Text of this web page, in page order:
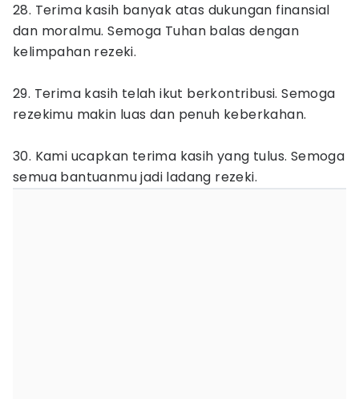
28. Terima kasih banyak atas dukungan finansial
dan moralmu. Semoga Tuhan balas dengan
kelimpahan rezeki.
29. Terima kasih telah ikut berkontribusi. Semoga
rezekimu makin luas dan penuh keberkahan.
30. Kami ucapkan terima kasih yang tulus. Semoga
semua bantuanmu jadi ladang rezeki.